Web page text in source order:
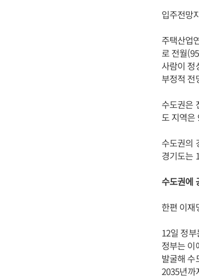
입주전망
주택산업
로 전월
사람이 정
부정적 전
수도권은
도 지역은
수도권의
경기도는
수도권에
한편 이재
12일 정
정부는 이
발굴해 수
2035년까